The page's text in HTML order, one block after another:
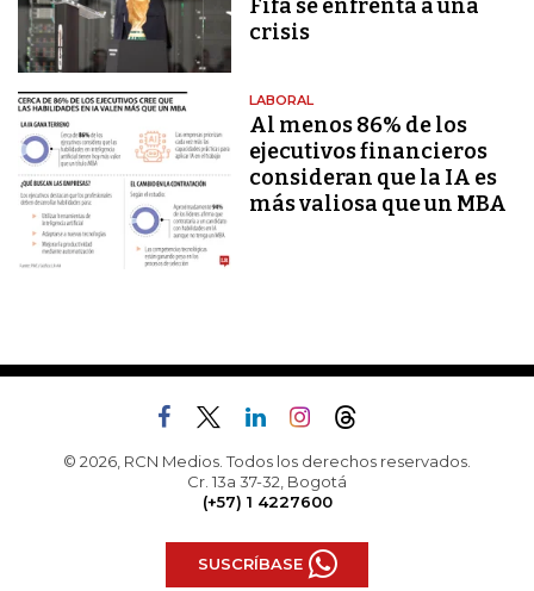
Fifa se enfrenta a una
crisis
LABORAL
Al menos 86% de los
ejecutivos financieros
consideran que la IA es
más valiosa que un MBA
© 2026, RCN Medios. Todos los derechos reservados.
Cr. 13a 37-32, Bogotá
(+57) 1 4227600
SUSCRÍBASE